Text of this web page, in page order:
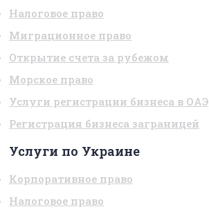
Налоговое право
Миграционное право
Открытие счета за рубежом
Морское право
Услуги регистрации бизнеса в ОАЭ
Регистрация бизнеса заграницей
Услуги по Украине
Корпоративное право
Налоговое право